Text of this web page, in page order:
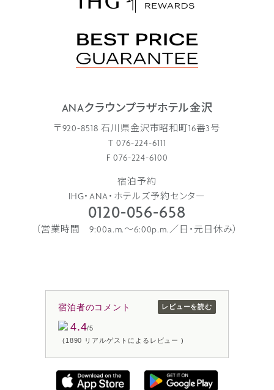
ANAクラウンプラザホテル金沢
〒920-8518 石川県金沢市昭和町16番3号
T 076-224-6111
F 076-224-6100
宿泊予約
IHG・ANA・ホテルズ予約センター
0120-056-658
（営業時間 9:00a.m.〜6:00p.m.／日・元日休み）
宿泊者のコメント
4.4/5
(1890 リアルゲストによるレビュー )
レビューを読む